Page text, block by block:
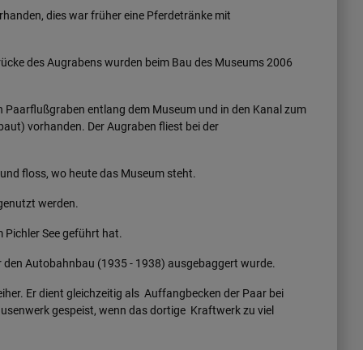
dies war früher eine Pferdetränke mit
des Augrabens wurden beim Bau des Museums 2006
entlang dem Museum und in den Kanal zum
vorhanden. Der Augraben fliest bei der
floss, wo heute das Museum steht.
werden.
See geführt hat.
den Autobahnbau (1935 - 1938) ausgebaggert wurde.
Er dient gleichzeitig als Auffangbecken der Paar bei
gespeist, wenn das dortige Kraftwerk zu viel